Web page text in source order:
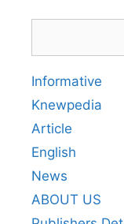
Informative
Knewpedia
Article
English
News
ABOUT US